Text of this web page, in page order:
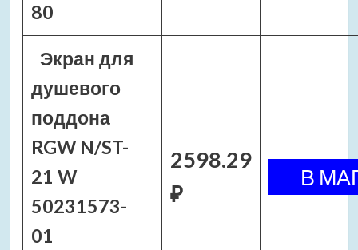
80
Экран для
душевого
поддона
RGW N/ST-
21 W
50231573-
01
2598.29
₽